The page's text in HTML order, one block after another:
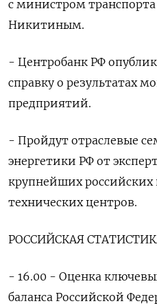
с министром
Никитиным.
- Центробанк РФ
справку о результатах
предприятий.
- Пройдут ​отраслевые
энергетики РФ от
‌крупнейших
технических центров.
РОССИЙСКАЯ
- 16.00 - Оценка
баланса Российской